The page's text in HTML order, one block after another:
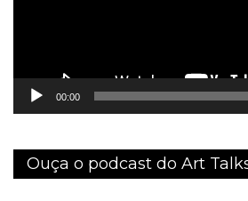
00:00
Ouça o podcast do Art